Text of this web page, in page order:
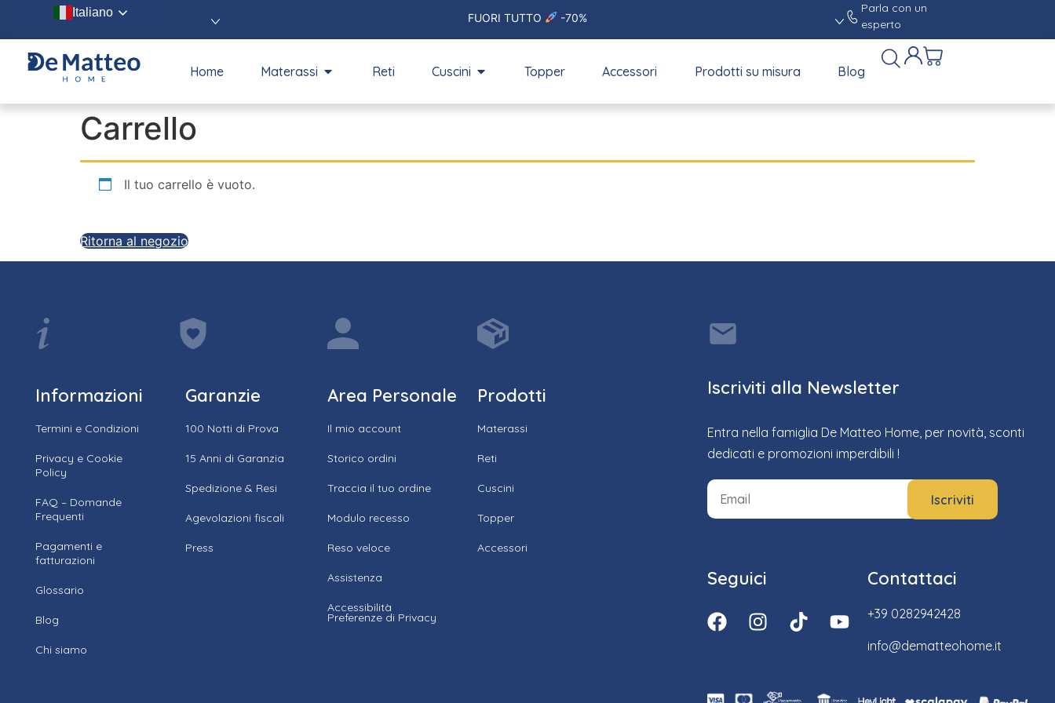
Italiano FUORI TUTTO -70%
Parla con un
esperto
Home Materassi Reti Cuscini Topper Accessori Prodotti su misura Blog
Carrello
Il tuo carrello è vuoto.
Ritorna al negozio
Informazioni
Termini e Condizioni
Privacy e Cookie
Policy
FAQ – Domande
Frequenti
Pagamenti e
fatturazioni
Glossario
Blog
Chi siamo
Garanzie
100 Notti di Prova
15 Anni di Garanzia
Spedizione & Resi
Agevolazioni fiscali
Press
Area Personale
Il mio account
Storico ordini
Traccia il tuo ordine
Modulo recesso
Reso veloce
Assistenza
Accessibilità
Preferenze di Privacy
Prodotti
Materassi
Reti
Cuscini
Topper
Accessori
Iscriviti alla Newsletter
Entra nella famiglia De Matteo Home, per novità, sconti
dedicati e promozioni imperdibili !
Seguici Contattaci
+39 0282942428
info@dematteohome.it